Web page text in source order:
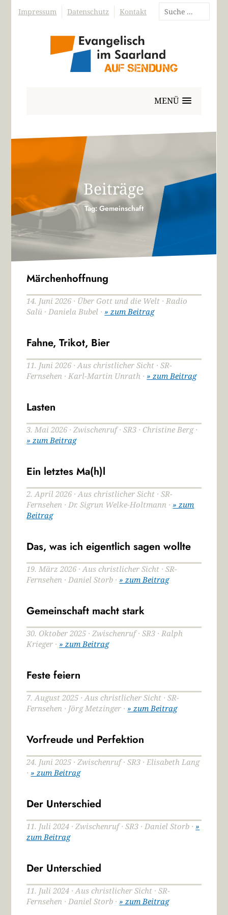
Impressum Datenschutz Kontakt
MENÜ
Beiträge
Tag: Gemeinschaft
Märchenhoffnung
14. Juni 2026 · Über Gott und die Welt · Radio
Salü · Daniela Bubel ·» zum Beitrag
Fahne, Trikot, Bier
11. Juni 2026 · Aus christlicher Sicht · SR-
Fernsehen · Karl-Martin Unrath ·» zum Beitrag
Lasten
3. Mai 2026 · Zwischenruf · SR3 · Christine Berg ·
» zum Beitrag
Ein letztes Ma(h)l
2. April 2026 · Aus christlicher Sicht · SR-
Fernsehen · Dr. Sigrun Welke-Holtmann ·» zum
Beitrag
Das, was ich eigentlich sagen wollte
19. März 2026 · Aus christlicher Sicht · SR-
Fernsehen · Daniel Storb ·» zum Beitrag
Gemeinschaft macht stark
30. Oktober 2025 · Zwischenruf · SR3 · Ralph
Krieger ·» zum Beitrag
Feste feiern
7. August 2025 · Aus christlicher Sicht · SR-
Fernsehen · Jörg Metzinger ·» zum Beitrag
Vorfreude und Perfektion
24. Juni 2025 · Zwischenruf · SR3 · Elisabeth Lang
·» zum Beitrag
Der Unterschied
11. Juli 2024 · Zwischenruf · SR3 · Daniel Storb ·»
zum Beitrag
Der Unterschied
11. Juli 2024 · Aus christlicher Sicht · SR-
Fernsehen · Daniel Storb ·» zum Beitrag